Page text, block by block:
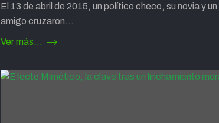
El 13 de abril de 2015, un político checo, su novia y un
amigo cruzaron…
Ver más...